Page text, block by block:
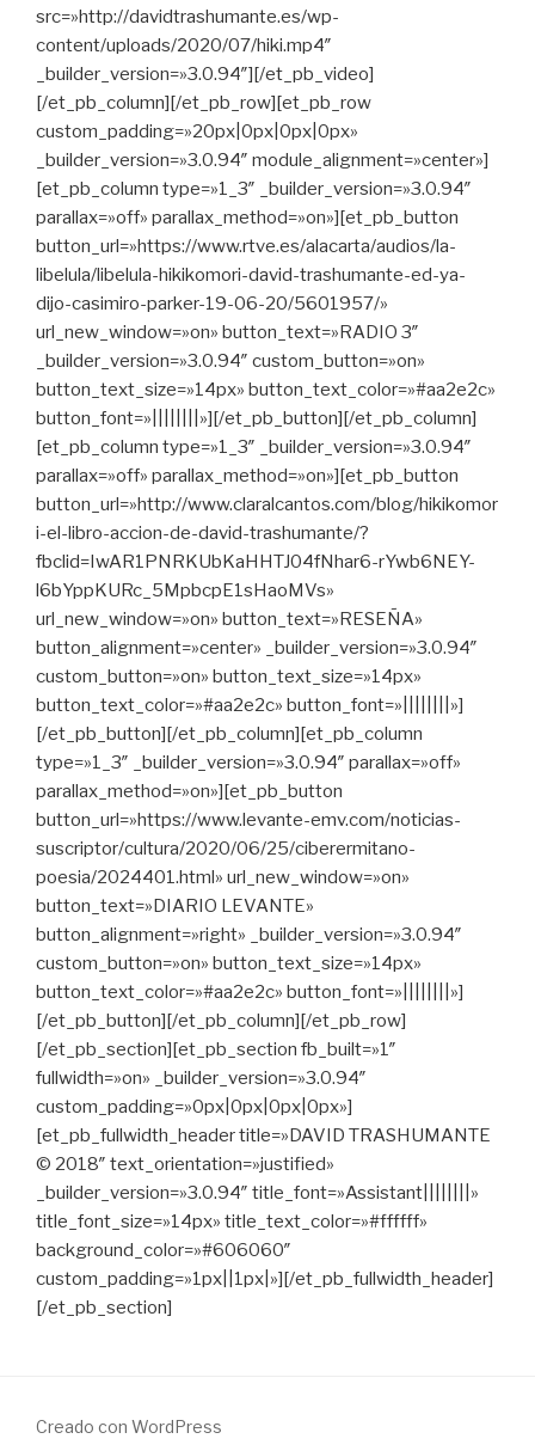
src=»http://davidtrashumante.es/wp-
content/uploads/2020/07/hiki.mp4″
_builder_version=»3.0.94″][/et_pb_video]
[/et_pb_column][/et_pb_row][et_pb_row
custom_padding=»20px|0px|0px|0px»
_builder_version=»3.0.94″ module_alignment=»center»]
[et_pb_column type=»1_3″ _builder_version=»3.0.94″
parallax=»off» parallax_method=»on»][et_pb_button
button_url=»https://www.rtve.es/alacarta/audios/la-
libelula/libelula-hikikomori-david-trashumante-ed-ya-
dijo-casimiro-parker-19-06-20/5601957/»
url_new_window=»on» button_text=»RADIO 3″
_builder_version=»3.0.94″ custom_button=»on»
button_text_size=»14px» button_text_color=»#aa2e2c»
button_font=»||||||||»][/et_pb_button][/et_pb_column]
[et_pb_column type=»1_3″ _builder_version=»3.0.94″
parallax=»off» parallax_method=»on»][et_pb_button
button_url=»http://www.claralcantos.com/blog/hikikomor
i-el-libro-accion-de-david-trashumante/?
fbclid=IwAR1PNRKUbKaHHTJ04fNhar6-rYwb6NEY-
l6bYppKURc_5MpbcpE1sHaoMVs»
url_new_window=»on» button_text=»RESEÑA»
button_alignment=»center» _builder_version=»3.0.94″
custom_button=»on» button_text_size=»14px»
button_text_color=»#aa2e2c» button_font=»||||||||»]
[/et_pb_button][/et_pb_column][et_pb_column
type=»1_3″ _builder_version=»3.0.94″ parallax=»off»
parallax_method=»on»][et_pb_button
button_url=»https://www.levante-emv.com/noticias-
suscriptor/cultura/2020/06/25/ciberermitano-
poesia/2024401.html» url_new_window=»on»
button_text=»DIARIO LEVANTE»
button_alignment=»right» _builder_version=»3.0.94″
custom_button=»on» button_text_size=»14px»
button_text_color=»#aa2e2c» button_font=»||||||||»]
[/et_pb_button][/et_pb_column][/et_pb_row]
[/et_pb_section][et_pb_section fb_built=»1″
fullwidth=»on» _builder_version=»3.0.94″
custom_padding=»0px|0px|0px|0px»]
[et_pb_fullwidth_header title=»DAVID TRASHUMANTE
© 2018″ text_orientation=»justified»
_builder_version=»3.0.94″ title_font=»Assistant||||||||»
title_font_size=»14px» title_text_color=»#ffffff»
background_color=»#606060″
custom_padding=»1px||1px|»][/et_pb_fullwidth_header]
[/et_pb_section]
Creado con WordPress